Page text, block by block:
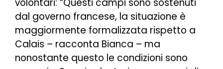
volontari: “Questi campi sono sostenuti
dal governo francese, la situazione è
maggiormente formalizzata rispetto a
Calais – racconta Bianca – ma
nonostante questo le condizioni sono